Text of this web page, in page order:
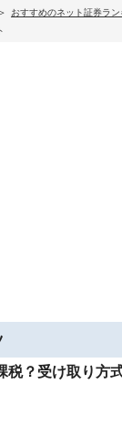
おすすめのネット証券ラ
税？受け取り方